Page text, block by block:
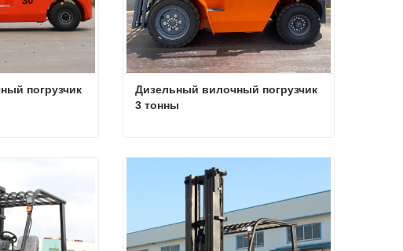
погрузчик
Дизельный вилочный погрузчик
3 тонны
Дизельный вилочный погрузчик 3 тонны
Связаться сейчас